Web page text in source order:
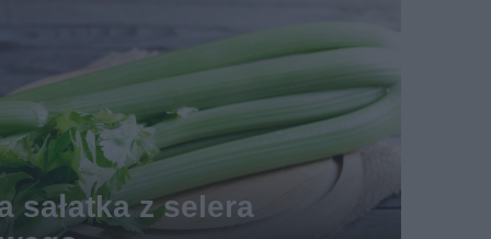
sałatka z selera